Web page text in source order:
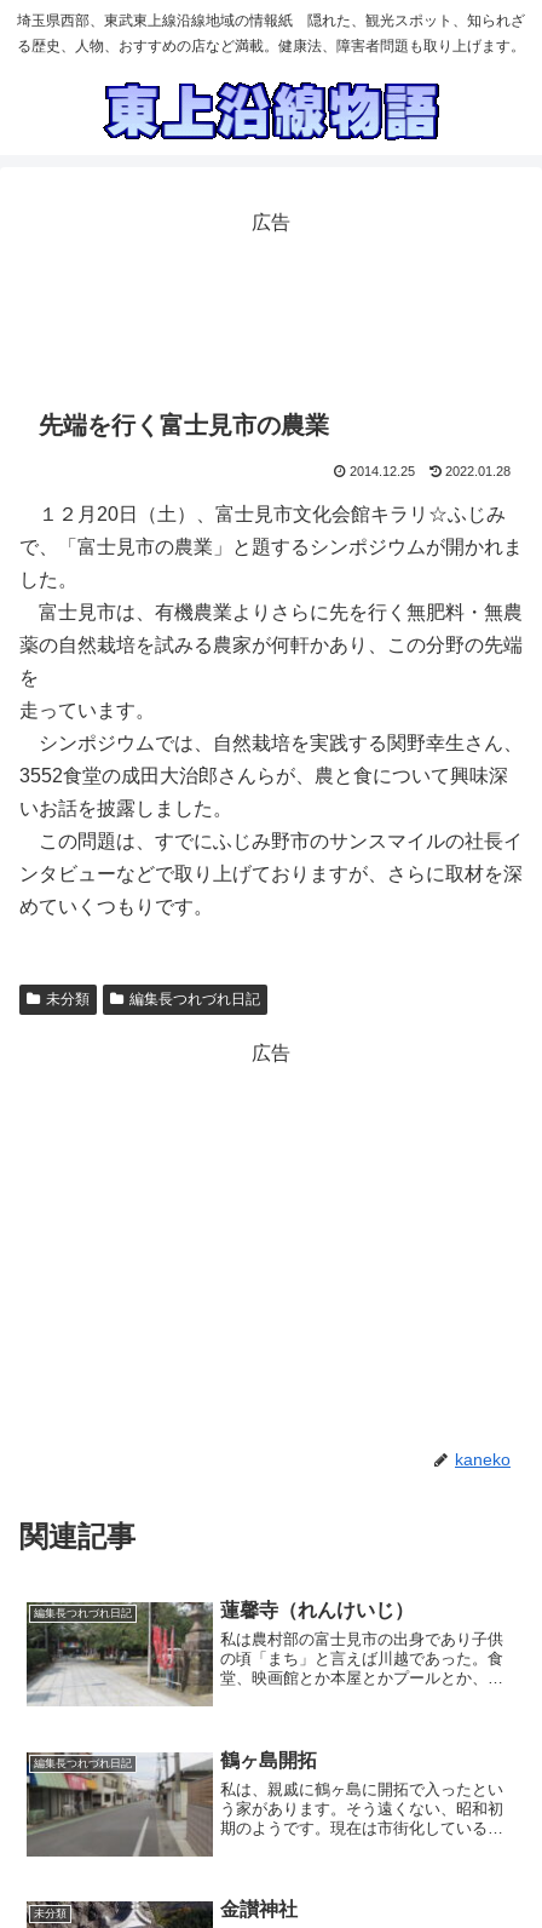
埼玉県西部、東武東上線沿線地域の情報紙 隠れた、観光スポット、知られざ
る歴史、人物、おすすめの店など満載。健康法、障害者問題も取り上げます。
広告
先端を行く富士見市の農業
2014.12.25 2022.01.28
１２月20日（土）、富士見市文化会館キラリ☆ふじみ
で、「富士見市の農業」と題するシンポジウムが開かれま
した。
富士見市は、有機農業よりさらに先を行く無肥料・無農
薬の自然栽培を試みる農家が何軒かあり、この分野の先端
を
走っています。
シンポジウムでは、自然栽培を実践する関野幸生さん、
3552食堂の成田大治郎さんらが、農と食について興味深
いお話を披露しました。
この問題は、すでにふじみ野市のサンスマイルの社長イ
ンタビューなどで取り上げておりますが、さらに取材を深
めていくつもりです。
未分類 編集長つれづれ日記
広告
kaneko
関連記事
編集長つれづれ日記 蓮馨寺（れんけいじ）
私は農村部の富士見市の出身であり子供
の頃「まち」と言えば川越であった。食
堂、映画館とか本屋とかプールとか、川
店もある。いろいろ催しも...
編集長つれづれ日記 鶴ヶ島開拓
私は、親戚に鶴ヶ島に開拓で入ったとい
う家があります。そう遠くない、昭和初
期のようです。現在は市街化している鶴
れます。ということで、調...
未分類 金讃神社